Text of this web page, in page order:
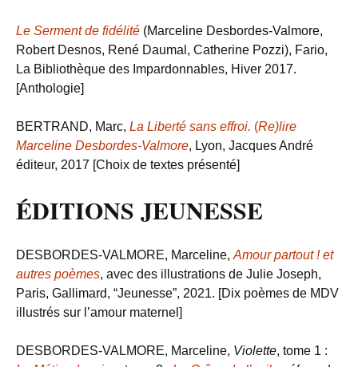
Le Serment de fidélité (Marceline Desbordes-Valmore,
Robert Desnos, René Daumal, Catherine Pozzi), Fario,
La Bibliothèque des Impardonnables, Hiver 2017.
[Anthologie]
BERTRAND, Marc, La Liberté sans effroi. (Re)lire
Marceline Desbordes-Valmore, Lyon, Jacques André
éditeur, 2017 [Choix de textes présenté]
ÉDITIONS JEUNESSE
DESBORDES-VALMORE, Marceline, Amour partout ! et
autres poèmes, avec des illustrations de Julie Joseph,
Paris, Gallimard, “Jeunesse”, 2021. [Dix poèmes de MDV
illustrés sur l’amour maternel]
DESBORDES-VALMORE, Marceline, Violette, tome 1 :